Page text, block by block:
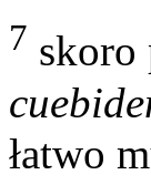
7 skoro
łatwo